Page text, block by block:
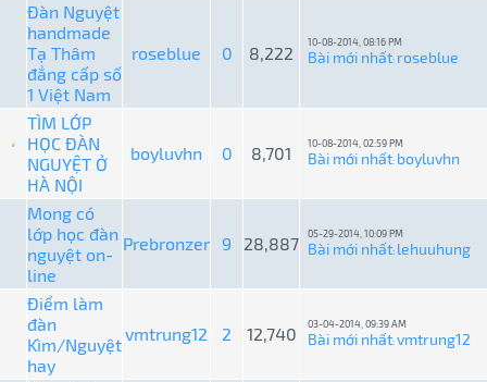
Đàn Nguyệt
handmade
Tạ Thâm
đẳng cấp số
1 Việt Nam
roseblue 0 8,222
10-08-2014, 08:16 PM
Bài mới nhất: roseblue
TÌM LỚP
HỌC ĐÀN
NGUYỆT Ở
HÀ NỘI
boyluvhn 0 8,701 10-08-2014, 02:59 PM
Bài mới nhất: boyluvhn
Mong có
lớp học đàn
nguyệt on-
line
Prebronzer 9 28,887 05-29-2014, 10:09 PM
Bài mới nhất: lehuuhung
Điểm làm
đàn
Kìm/Nguyệt
hay
vmtrung12 2 12,740 03-04-2014, 09:39 AM
Bài mới nhất:vmtrung12